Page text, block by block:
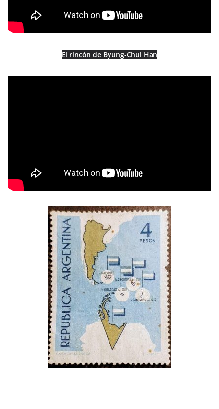
El rincón de Byung-Chul Han